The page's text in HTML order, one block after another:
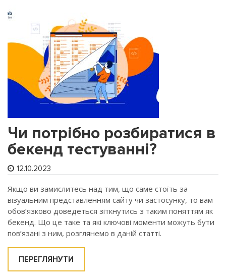
Чи потрібно розбиратися в
бекенд тестуванні?
12.10.2023
Якщо ви замислитесь над тим, що саме стоїть за
візуальним представленням сайту чи застосунку, то вам
обов’язково доведеться зіткнутись з таким поняттям як
бекенд. Що це таке та які ключові моменти можуть бути
пов’язані з ним, розглянемо в даній статті.
ПЕРЕГЛЯНУТИ